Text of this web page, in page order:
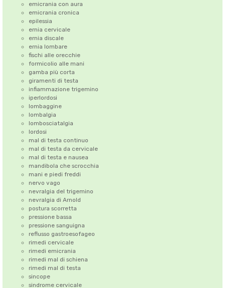
emicrania con aura
emicrania cronica
epilessia
ernia cervicale
ernia discale
ernia lombare
fischi alle orecchie
formicolio alle mani
gamba più corta
giramenti di testa
infiammazione trigemino
iperlordosi
lombaggine
lombalgia
lombosciatalgia
lordosi
mal di testa continuo
mal di testa da cervicale
mal di testa e nausea
mandibola che scrocchia
mani e piedi freddi
nervo vago
nevralgia del trigemino
nevralgia di Arnold
postura scorretta
pressione bassa
pressione sanguigna
reflusso gastroesofageo
rimedi cervicale
rimedi emicrania
rimedi mal di schiena
rimedi mal di testa
sincope
sindrome cervicale